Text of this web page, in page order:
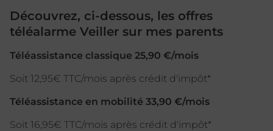
Découvrez, ci-dessous, les offres
téléalarme Veiller sur mes parents
Téléassistance classique 25,90 €/mois
Soit 12,95€ TTC/mois après crédit d'impôt*
Téléassistance en mobilité 33,90 €/mois
Soit 16,95€ TTC/mois après crédit d'impôt*